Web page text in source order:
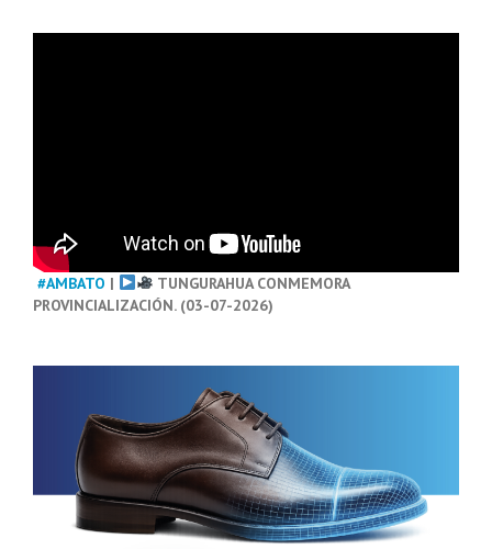
#AMBATO |
TUNGURAHUA CONMEMORA
PROVINCIALIZACIÓN. (03-07-2026)